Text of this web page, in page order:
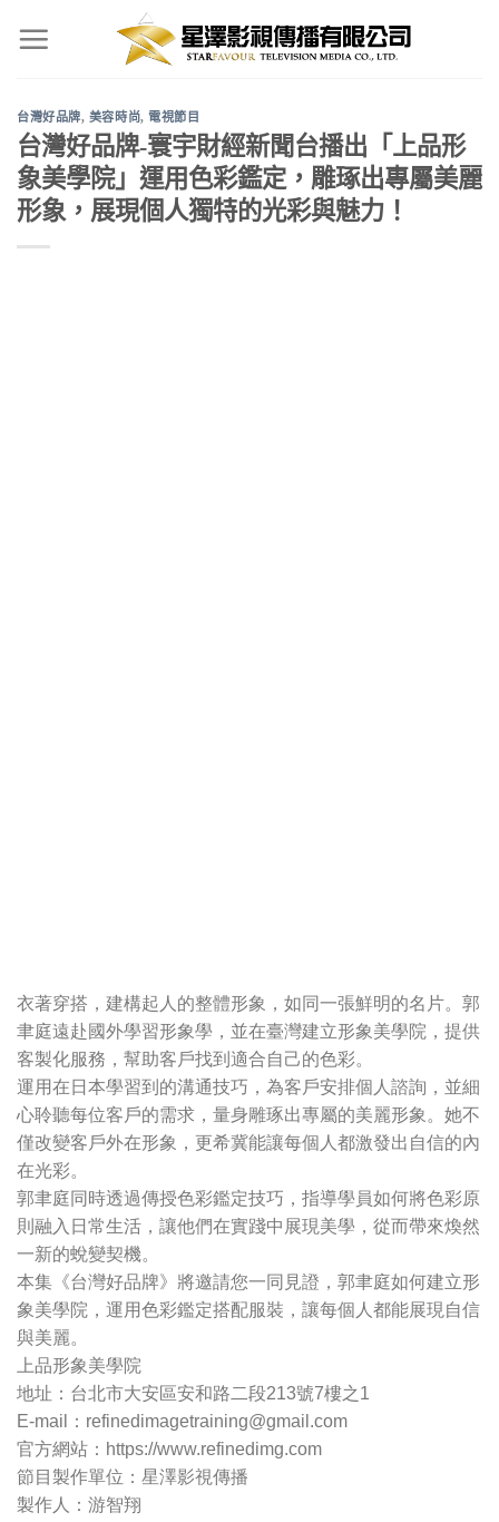
台灣好品牌, 美容時尚,電視節目
台灣好品牌-寰宇財經新聞台播出「上品形
象美學院」運用色彩鑑定，雕琢出專屬美麗
形象，展現個人獨特的光彩與魅力！
衣著穿搭，建構起人的整體形象，如同一張鮮明的名片。郭
聿庭遠赴國外學習形象學，並在臺灣建立形象美學院，提供
客製化服務，幫助客戶找到適合自己的色彩。
運用在日本學習到的溝通技巧，為客戶安排個人諮詢，並細
心聆聽每位客戶的需求，量身雕琢出專屬的美麗形象。她不
僅改變客戶外在形象，更希冀能讓每個人都激發出自信的內
在光彩。
郭聿庭同時透過傳授色彩鑑定技巧，指導學員如何將色彩原
則融入日常生活，讓他們在實踐中展現美學，從而帶來煥然
一新的蛻變契機。
本集《台灣好品牌》將邀請您一同見證，郭聿庭如何建立形
象美學院，運用色彩鑑定搭配服裝，讓每個人都能展現自信
與美麗。
上品形象美學院
地址：台北市大安區安和路二段213號7樓之1
E-mail： refinedimagetraining@gmail.com
官方網站：https://www.refinedimg.com
節目製作單位：星澤影視傳播
製作人：游智翔